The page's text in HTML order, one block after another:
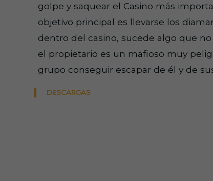
golpe y saquear el Casino más
objetivo principal es llevarse los
dentro del casino, sucede algo que
el propietario es un mafioso muy
grupo conseguir escapar de él y de
DESCARGAS